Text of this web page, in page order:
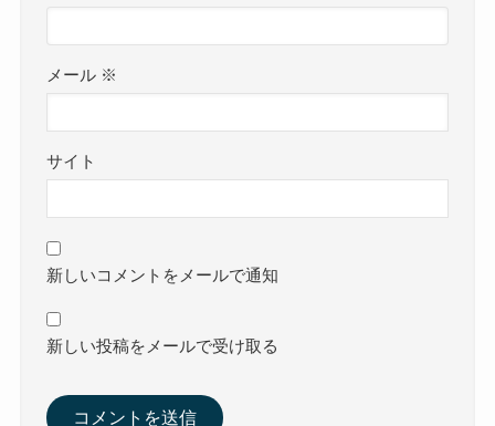
メール ※
サイト
新しいコメントをメールで通知
新しい投稿をメールで受け取る